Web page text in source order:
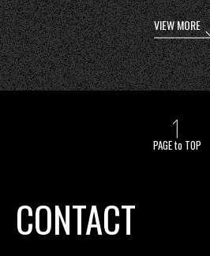
VIEW MORE
PAGE to TOP
CONTACT